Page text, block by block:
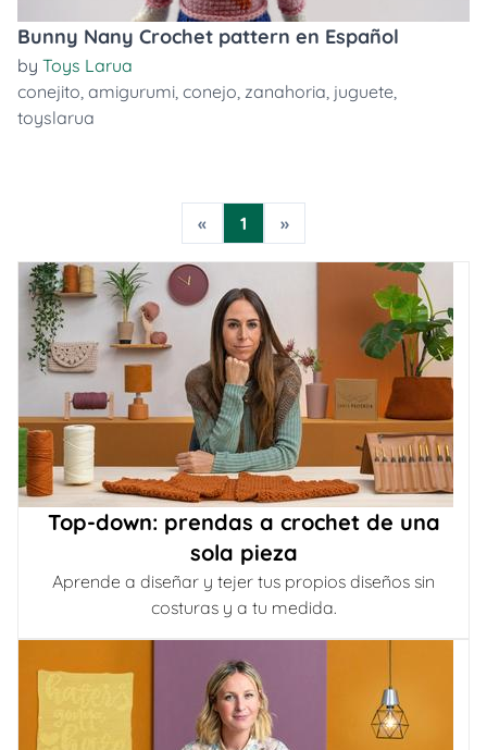
Bunny Nany Crochet pattern en Español
by Toys Larua
conejito, amigurumi, conejo, zanahoria, juguete,
toyslarua
« 1 »
Top-down: prendas a crochet de una
sola pieza
Aprende a diseñar y tejer tus propios diseños sin
costuras y a tu medida.